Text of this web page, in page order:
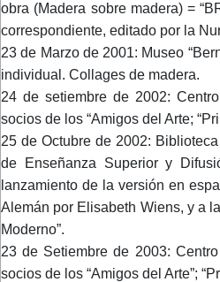
obra (Madera sobre madera) =
correspondiente, editado por la
23 de Marzo de 2001: Museo
individual. Collages de madera.
24 de setiembre de 2002:
socios de los “Amigos del Arte;
25 de Octubre de 2002:
de Enseñanza Superior y
lanzamiento de la versión en
Alemán por Elisabeth Wiens, y a
Moderno”.
23 de Setiembre de 2003:
socios de los “Amigos del Arte”;